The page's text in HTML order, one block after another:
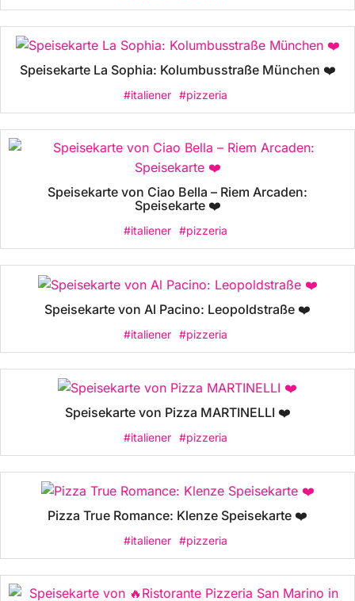
Speisekarte La Sophia: Kolumbusstraße München ❤️
#italiener #pizzeria
Speisekarte von Ciao Bella – Riem Arcaden:
Speisekarte ❤️
#italiener #pizzeria
Speisekarte von Al Pacino: Leopoldstraße ❤️
#italiener #pizzeria
Speisekarte von Pizza MARTINELLI ❤️
#italiener #pizzeria
Pizza True Romance: Klenze Speisekarte ❤️
#italiener #pizzeria